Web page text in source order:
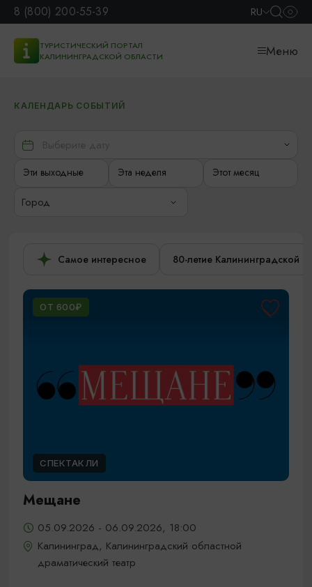
8 (800) 200-55-39 RU
ТУРИСТИЧЕСКИЙ ПОРТАЛ
КАЛИНИНГРАДСКОЙ ОБЛАСТИ
Меню
КАЛЕНДАРЬ СОБЫТИЙ
Эти выходные Эта неделя Этот месяц
Город
Самое интересное 80-летие Калининградской
ОТ 600₽
СПЕКТАКЛИ
Мещане
05.09.2026 - 06.09.2026, 18:00
Калининград, Калининградский областной
драматический театр